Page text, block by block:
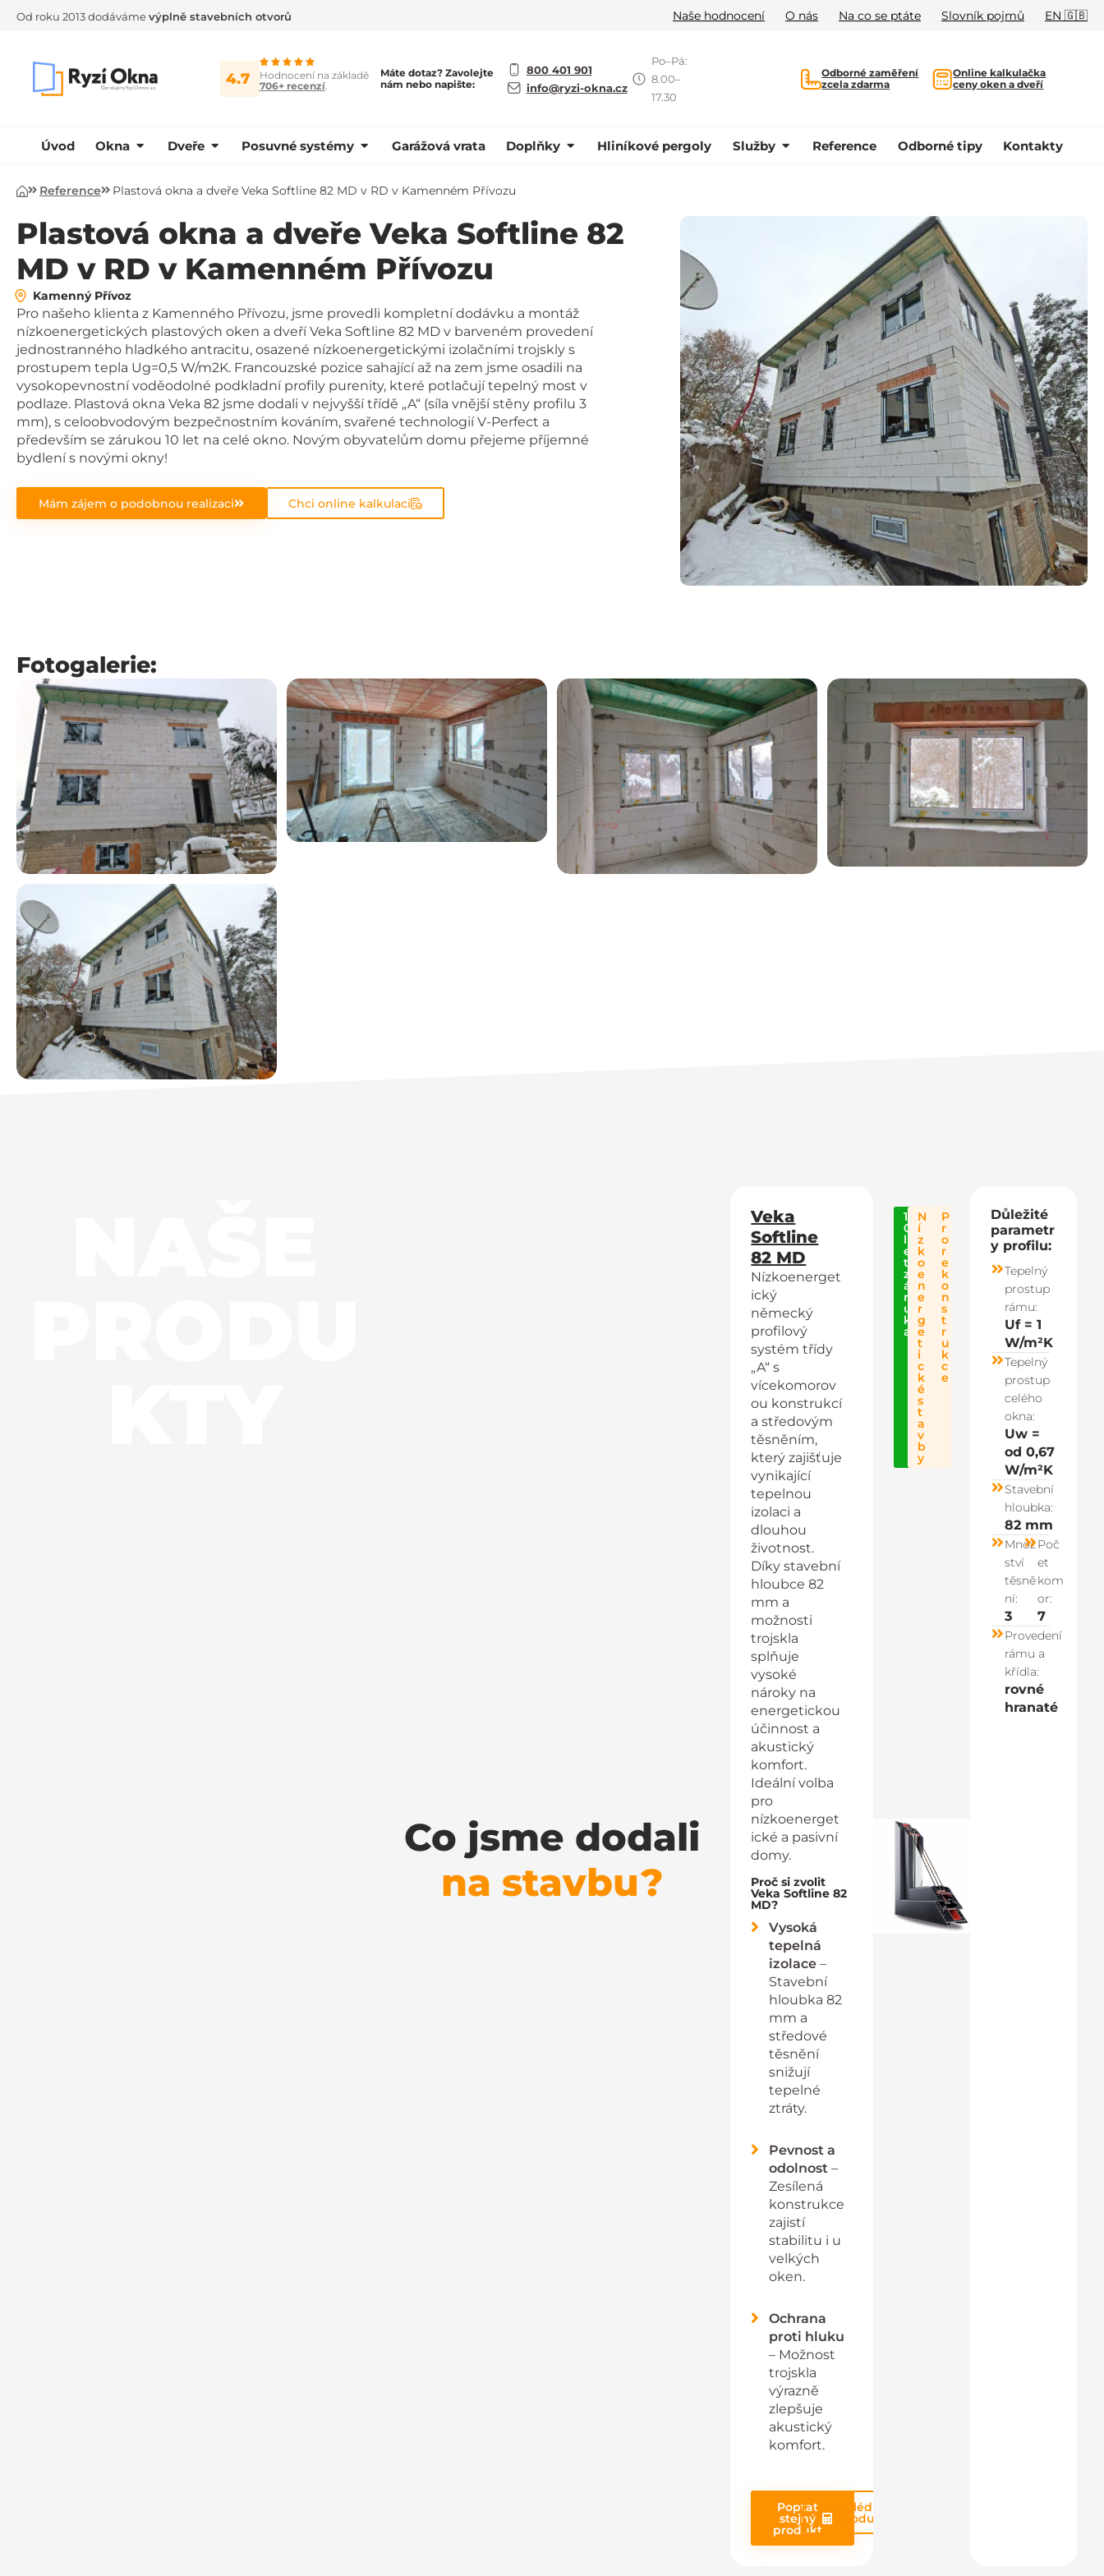
Od roku 2013 dodávámevýplně stavebních otvorů Naše hodnocení O nás Na co se ptáte Slovník pojmů EN 🇬🇧
4.7
Hodnocení na základě
706+ recenzí.
Máte dotaz? Zavolejte
nám nebo napište:
800 401 901
info@ryzi-okna.cz
Po–Pá:
8.00–
17.30
Odborné zaměření
zcela zdarma
Online kalkulačka
ceny oken a dveří
Úvod Okna Dveře Posuvné systémy Garážová vrata Doplňky Hliníkové pergoly Služby Reference Odborné tipy Kontakty
Úvod
Reference Plastová okna a dveře Veka Softline 82 MD v RD v Kamenném Přívozu
Plastová okna a dveře Veka Softline 82
MD v RD v Kamenném Přívozu
Kamenný Přívoz
Pro našeho klienta z Kamenného Přívozu, jsme provedli kompletní dodávku a montáž
nízkoenergetických plastových oken a dveří Veka Softline 82 MD v barveném provedení
jednostranného hladkého antracitu, osazené nízkoenergetickými izolačními trojskly s
prostupem tepla Ug=0,5 W/m2K. Francouzské pozice sahající až na zem jsme osadili na
vysokopevnostní voděodolné podkladní profily purenity, které potlačují tepelný most v
podlaze. Plastová okna Veka 82 jsme dodali v nejvyšší třídě „A“ (síla vnější stěny profilu 3
mm), s celoobvodovým bezpečnostním kováním, svařené technologií V-Perfect a
především se zárukou 10 let na celé okno. Novým obyvatelům domu přejeme příjemné
bydlení s novými okny!
Mám zájem o podobnou realizaci Chci online kalkulaci
Fotogalerie:
Co jsme dodali
na stavbu?
Veka
Softline
82 MD
Nízkoenerget
ický
německý
profilový
systém třídy
„A“ s
vícekomorov
ou konstrukcí
a středovým
těsněním,
který zajišťuje
vynikající
tepelnou
izolaci a
dlouhou
životnost.
Díky stavební
hloubce 82
mm a
možnosti
trojskla
splňuje
vysoké
nároky na
energetickou
účinnost a
akustický
komfort.
Ideální volba
pro
nízkoenerget
ické a pasivní
domy.
Proč si zvolit
Veka Softline 82
MD?
Vysoká
tepelná
izolace –
Stavební
hloubka 82
mm a
středové
těsnění
snižují
tepelné
ztráty.
Pevnost a
odolnost –
Zesílená
konstrukce
zajistí
stabilitu i u
velkých
oken.
Ochrana
proti hluku
– Možnost
trojskla
výrazně
zlepšuje
akustický
komfort.
Poptat
stejný
produkt
Prohlédnout
produkt
1
0
l
e
t
z
á
r
u
k
a
N
í
z
k
o
e
n
e
r
g
e
t
i
c
k
é
s
t
a
v
b
y
P
r
o
r
e
k
o
n
s
t
r
u
k
c
e
Důležité
parametr
y profilu:
Tepelný
prostup
rámu:
Uf = 1
W/m²K
Tepelný
prostup
celého
okna:
Uw =
od 0,67
W/m²K
Stavební
hloubka:
82 mm
Množ
ství
těsně
ní:
3
Poč
et
kom
or:
7
Provedení
rámu a
křídla:
rovné
hranaté